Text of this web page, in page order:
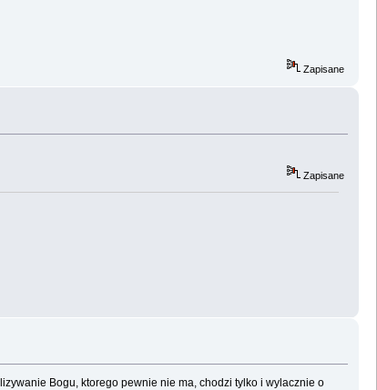
Zapisane
Zapisane
Bogu, ktorego pewnie nie ma, chodzi tylko i wylacznie o